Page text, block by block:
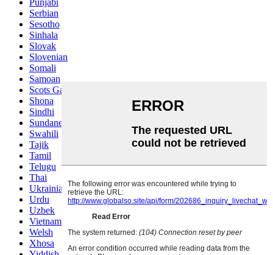
Punjabi
Serbian
Sesotho
Sinhala
Slovak
Slovenian
Somali
Samoan
Scots Gaelic
Shona
Sindhi
Sundanese
Swahili
Tajik
Tamil
Telugu
Thai
Ukrainian
Urdu
Uzbek
Vietnamese
Welsh
Xhosa